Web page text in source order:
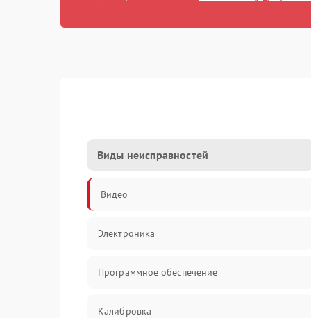
Виды неисправностей
Видео
Электроника
Программное обеспечение
Калибровка